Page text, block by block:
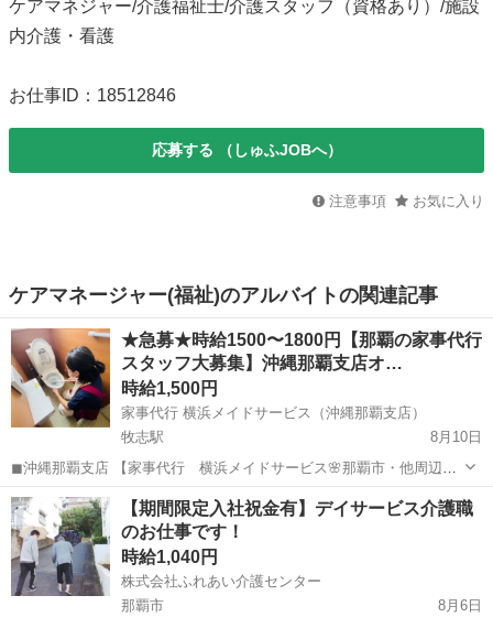
ケアマネジャー/介護福祉士/介護スタッフ（資格あり）/施設
内介護・看護
お仕事ID：18512846
応募する （しゅふJOBへ）
注意事項 お気に入り
ケアマネージャー(福祉)のアルバイトの関連記事
★急募★時給1500〜1800円【那覇の家事代行
スタッフ大募集】沖縄那覇支店オ…
時給1,500円
家事代行 横浜メイドサービス（沖縄那覇支店）
牧志駅
8月10日
◼︎沖縄那覇支店 【家事代行 横浜メイドサービス🌸那覇市・他周辺地
域のスタッフ大募集！】 サービスエリア拡大に伴い、大型募集です！
案件に合わせて行ける方を募集致します。主に那覇市・他周辺地域の
お客様宅にて、掃除・お片付け・...
沖縄 那覇市 牧志駅 その他 大型
【期間限定入社祝金有】デイサービス介護職
のお仕事です！
時給1,040円
株式会社ふれあい介護センター
那覇市
8月6日